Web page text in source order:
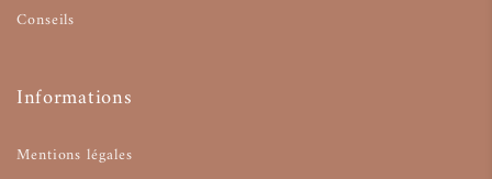
Conseils
Informations
Mentions légales